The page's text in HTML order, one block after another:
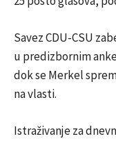
Savez CDU-CSU
u predizbornim
dok se Merkel
na vlasti.
Istraživanje za